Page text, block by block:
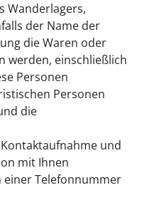
Wanderlagers,
der Name der
die Waren oder
werden, einschließlich
Personen
Personen
die
und
mit Ihnen
einer Telefonnummer